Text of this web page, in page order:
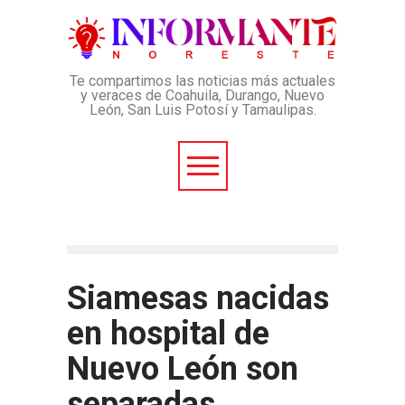
Te compartimos las noticias más actuales
y veraces de Coahuila, Durango, Nuevo
León, San Luis Potosí y Tamaulipas.
Siamesas nacidas
en hospital de
Nuevo León son